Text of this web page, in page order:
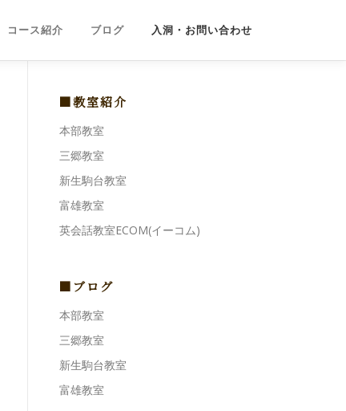
コース紹介 ブログ 入洞・お問い合わせ
■教室紹介
本部教室
三郷教室
新生駒台教室
富雄教室
英会話教室ECOM(イーコム)
■ブログ
本部教室
三郷教室
新生駒台教室
富雄教室